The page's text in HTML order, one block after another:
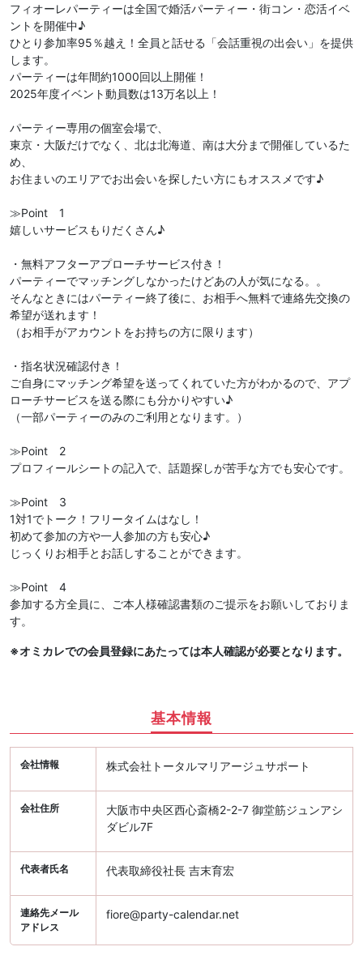
フィオーレパーティーは全国で婚活パーティー・街コン・恋活イベ
ントを開催中♪
ひとり参加率95％越え！全員と話せる「会話重視の出会い」を提供
します。
パーティーは年間約1000回以上開催！
2025年度イベント動員数は13万名以上！
パーティー専用の個室会場で、
東京・大阪だけでなく、北は北海道、南は大分まで開催しているた
め、
お住まいのエリアでお出会いを探したい方にもオススメです♪
≫Point 1
嬉しいサービスもりだくさん♪
・無料アフターアプローチサービス付き！
パーティーでマッチングしなかったけどあの人が気になる。。
そんなときにはパーティー終了後に、お相手へ無料で連絡先交換の
希望が送れます！
（お相手がアカウントをお持ちの方に限ります）
・指名状況確認付き！
ご自身にマッチング希望を送ってくれていた方がわかるので、アプ
ローチサービスを送る際にも分かりやすい♪
（一部パーティーのみのご利用となります。）
≫Point 2
プロフィールシートの記入で、話題探しが苦手な方でも安心です。
≫Point 3
1対1でトーク！フリータイムはなし！
初めて参加の方や一人参加の方も安心♪
じっくりお相手とお話しすることができます。
≫Point 4
参加する方全員に、ご本人様確認書類のご提示をお願いしておりま
す。
※オミカレでの会員登録にあたっては本人確認が必要となります。
基本情報
会社情報 株式会社トータルマリアージュサポート
会社住所
大阪市中央区西心斎橋2-2-7 御堂筋ジュンアシ
ダビル7F
代表者氏名 代表取締役社長 吉末育宏
連絡先メール
アドレス
fiore@party-calendar.net